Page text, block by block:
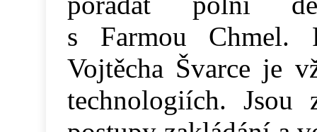
s Farmou Chmel.
Vojtěcha Švarce je
technologiích. Jsou